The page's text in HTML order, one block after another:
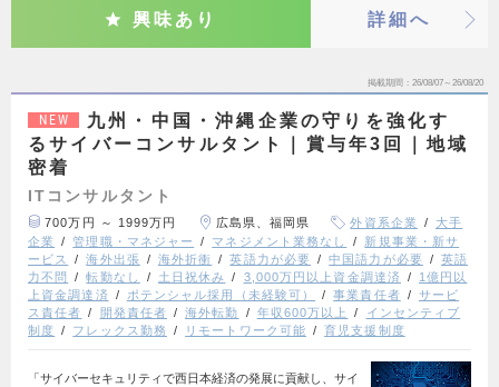
興味あり 詳細へ
掲載期間 26/08/07～26/08/20
NEW
九州・中国・沖縄企業の守りを強化す
るサイバーコンサルタント｜賞与年3回｜地域
密着
ITコンサルタント
700万円 ～ 1999万円 広島県、福岡県 外資系企業
大手
企業
管理職・マネジャー マネジメント業務なし
新規事業・新サ
ービス
海外出張 海外折衝 英語力が必要 中国語力が必要
英語
力不問
転勤なし 土日祝休み 3,000万円以上資金調達済
1億円以
上資金調達済
ポテンシャル採用（未経験可） 事業責任者
サービ
ス責任者
開発責任者 海外転勤 年収600万以上
インセンティブ
制度
フレックス勤務 リモートワーク可能 育児支援制度
「サイバーセキュリティで西日本経済の発展に貢献し、サイ